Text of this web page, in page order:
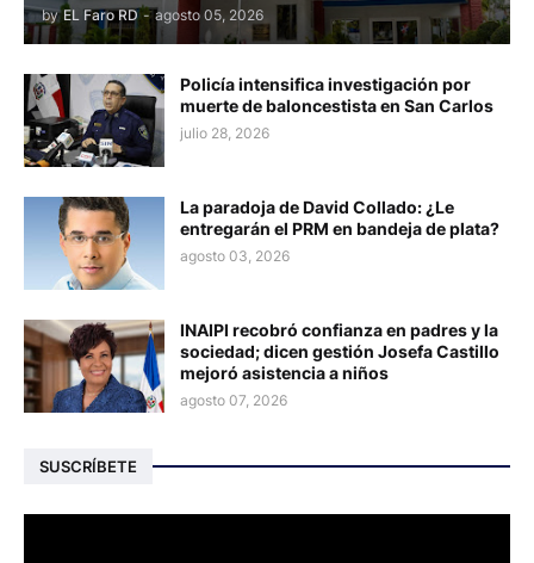
by EL Faro RD - agosto 05, 2026
Policía intensifica investigación por
muerte de baloncestista en San Carlos
julio 28, 2026
La paradoja de David Collado: ¿Le
entregarán el PRM en bandeja de plata?
agosto 03, 2026
INAIPI recobró confianza en padres y la
sociedad; dicen gestión Josefa Castillo
mejoró asistencia a niños
agosto 07, 2026
SUSCRÍBETE